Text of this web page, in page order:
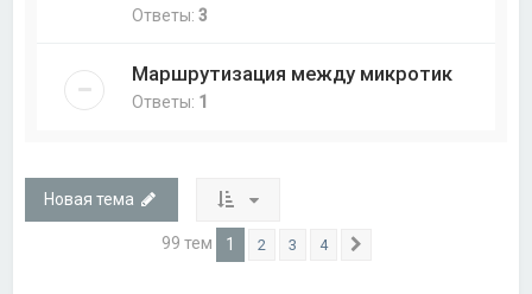
Ответы:3
Маршрутизация между микротик
Ответы: 1
Новая тема
99 тем 1 2 3 4